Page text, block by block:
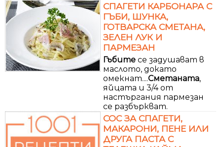
СПАГЕТИ КАРБОНАРА С
ГЪБИ, ШУНКА,
ГОТВАРСКА СМЕТАНА,
ЗЕЛЕН ЛУК И
ПАРМЕЗАН
Гъбите се задушават в
маслото, докато
омекнат....Сметаната,
яйцата и 3/4 от
настъргания пармезан
се разбъркват.
СОС ЗА СПАГЕТИ,
МАКАРОНИ, ПЕНЕ ИЛИ
ДРУГА ПАСТА С